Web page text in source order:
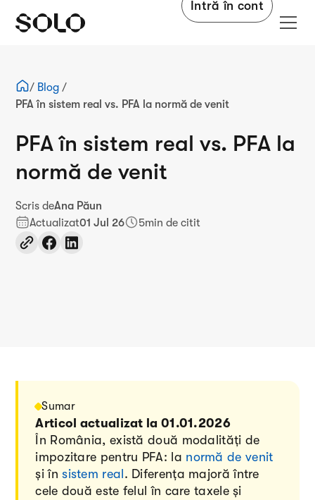
Intră în cont
/ Blog/
PFA în sistem real vs. PFA la normă de venit
PFA în sistem real vs. PFA la
normă de venit
Actualizat01 Jul 26 5min de citit
Scris deAna Păun
Sumar
Articol actualizat la 01.01.2026
În România, există două modalități de
impozitare pentru PFA: la normă de venit
și însistem real . Diferența majoră între
cele două este felul în care taxele și